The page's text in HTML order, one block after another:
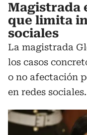
Magistrada
que limita
sociales
La magistrada
los casos
o no afectación
en redes sociales.